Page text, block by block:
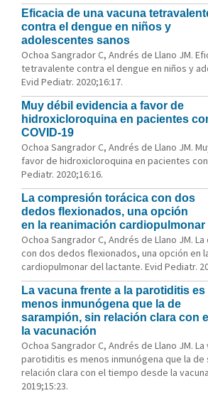
Eficacia de una vacuna
contra el dengue en niños y
adolescentes sanos
Ochoa Sangrador C, Andrés de Llano JM.
tetravalente contra el dengue en niños y
Evid Pediatr. 2020;16:17.
Muy débil evidencia a favor de
hidroxicloroquina en pacientes
COVID-19
Ochoa Sangrador C, Andrés de Llano JM.
favor de hidroxicloroquina en pacientes con
Pediatr. 2020;16:16.
La compresión torácica con dos
dedos flexionados, una opción
en la reanimación cardiopulmonar
Ochoa Sangrador C, Andrés de Llano JM.
con dos dedos flexionados, una opción en
cardiopulmonar del lactante. Evid Pediatr.
La vacuna frente a la parotiditis es
menos inmunógena que la de
sarampión, sin relación clara con
la vacunación
Ochoa Sangrador C, Andrés de Llano JM.
parotiditis es menos inmunógena que la de
relación clara con el tiempo desde la
2019;15:23.